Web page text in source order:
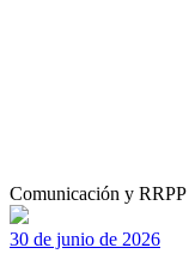
Comunicación y RRPP
30 de junio de 2026